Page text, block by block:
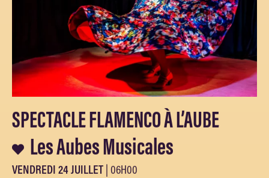
SPECTACLE FLAMENCO À L’AUBE
Les Aubes Musicales
VENDREDI 24 JUILLET | 06H00